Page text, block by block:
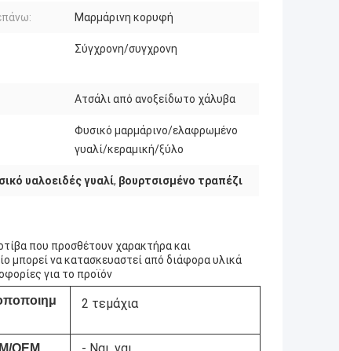
Μαρμάρινη κορυφή
Σύγχρονη/συγχρονη
Ατσάλι από ανοξείδωτο χάλυβα
Φυσικό μαρμάρινο/ελαφρωμένο
γυαλί/κεραμική/ξύλο
υαλοειδές γυαλί, βουρτσισμένο τραπέζι
που προσθέτουν χαρακτήρα και
μπορεί να κατασκευαστεί από διάφορα υλικά
για το προϊόν
2 τεμάχια